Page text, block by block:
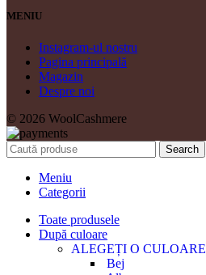
MENIU
Instagram-ul nostru
Pagina principală
Magazin
Despre noi
© 2026 WoolCashmere
Search
Meniu
Categorii
Toate produsele
După culoare
ALEGEȚI O CULOARE
Bej